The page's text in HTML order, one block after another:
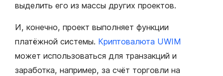
выделить его из массы других проектов.
И, конечно, проект выполняет функции
платёжной системы. Криптовалюта UWIM
может использоваться для транзакций и
заработка, например, за счёт торговли на